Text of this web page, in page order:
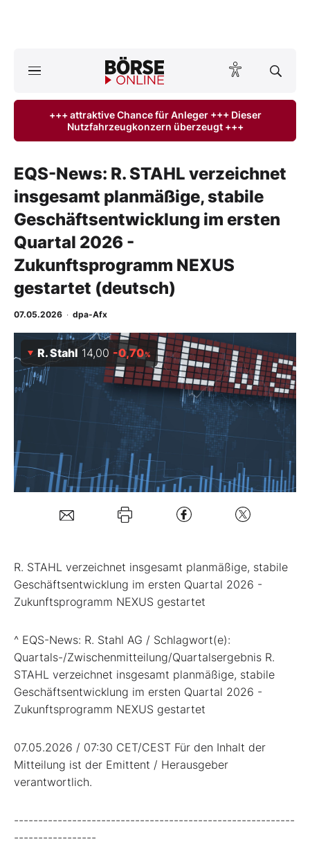
Anlageprodukte
Finanz-Check
Abo & Shop
BO-Musterdepots
Experten
Mein Konto
Folgen Sie uns
+++ attraktive Chance für Anleger +++ Dieser
Nutzfahrzeugkonzern überzeugt +++
EQS-News: R. STAHL verzeichnet
insgesamt planmäßige, stabile
Geschäftsentwicklung im ersten
Quartal 2026 -
Zukunftsprogramm NEXUS
gestartet (deutsch)
07.05.2026 · dpa-Afx
R. Stahl 14,00 -0,70%
R. STAHL verzeichnet insgesamt planmäßige, stabile
Geschäftsentwicklung im ersten Quartal 2026 -
Zukunftsprogramm NEXUS gestartet
^ EQS-News: R. Stahl AG / Schlagwort(e):
Quartals-/Zwischenmitteilung/Quartalsergebnis R.
STAHL verzeichnet insgesamt planmäßige, stabile
Geschäftsentwicklung im ersten Quartal 2026 -
Zukunftsprogramm NEXUS gestartet
07.05.2026 / 07:30 CET/CEST Für den Inhalt der
Mitteilung ist der Emittent / Herausgeber
verantwortlich.
----------------------------------------------------------
-----------------